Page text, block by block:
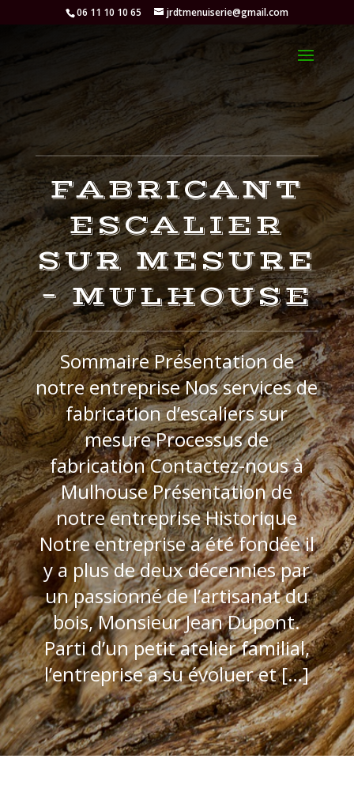
06 11 10 10 65 jrdtmenuiserie@gmail.com
FABRICANT
ESCALIER
SUR MESURE
– MULHOUSE
Sommaire Présentation de
notre entreprise Nos services de
fabrication d’escaliers sur
mesure Processus de
fabrication Contactez-nous à
Mulhouse Présentation de
notre entreprise Historique
Notre entreprise a été fondée il
y a plus de deux décennies par
un passionné de l’artisanat du
bois, Monsieur Jean Dupont.
Parti d’un petit atelier familial,
l’entreprise a su évoluer et […]